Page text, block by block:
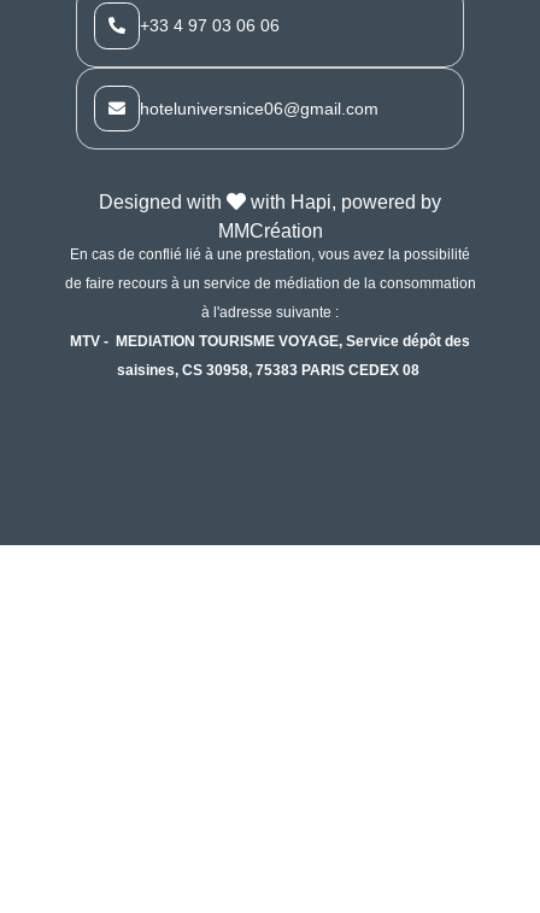
+33 4 97 03 06 06
hoteluniversnice06@gmail.com
Designed with
with Hapi, powered by
MMCréation
En cas de conflié lié à une prestation, vous avez la possibilité
de faire recours à un service de médiation de la consommation
à l'adresse suivante :
MTV - MEDIATION TOURISME VOYAGE, Service dépôt des
saisines, CS 30958, 75383 PARIS CEDEX 08